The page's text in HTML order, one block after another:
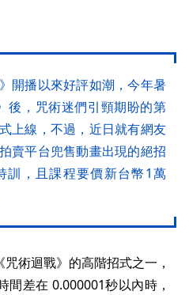
開播以來好評如潮，今年暑
後，咒術迷們引頸期盼的第
上線，不過，近日就有網友
賣平台兜售動畫出現的絕招
訓，且課程要價新台幣1萬
咒術迴戰》的高階招式之一，
差在 0.000001秒以內時，